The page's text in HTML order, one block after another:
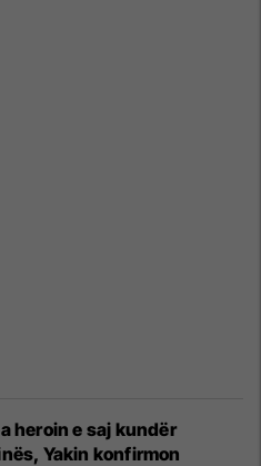
heroin e saj kundër
Yakin konfirmon